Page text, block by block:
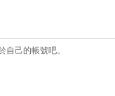
己的帳號吧。